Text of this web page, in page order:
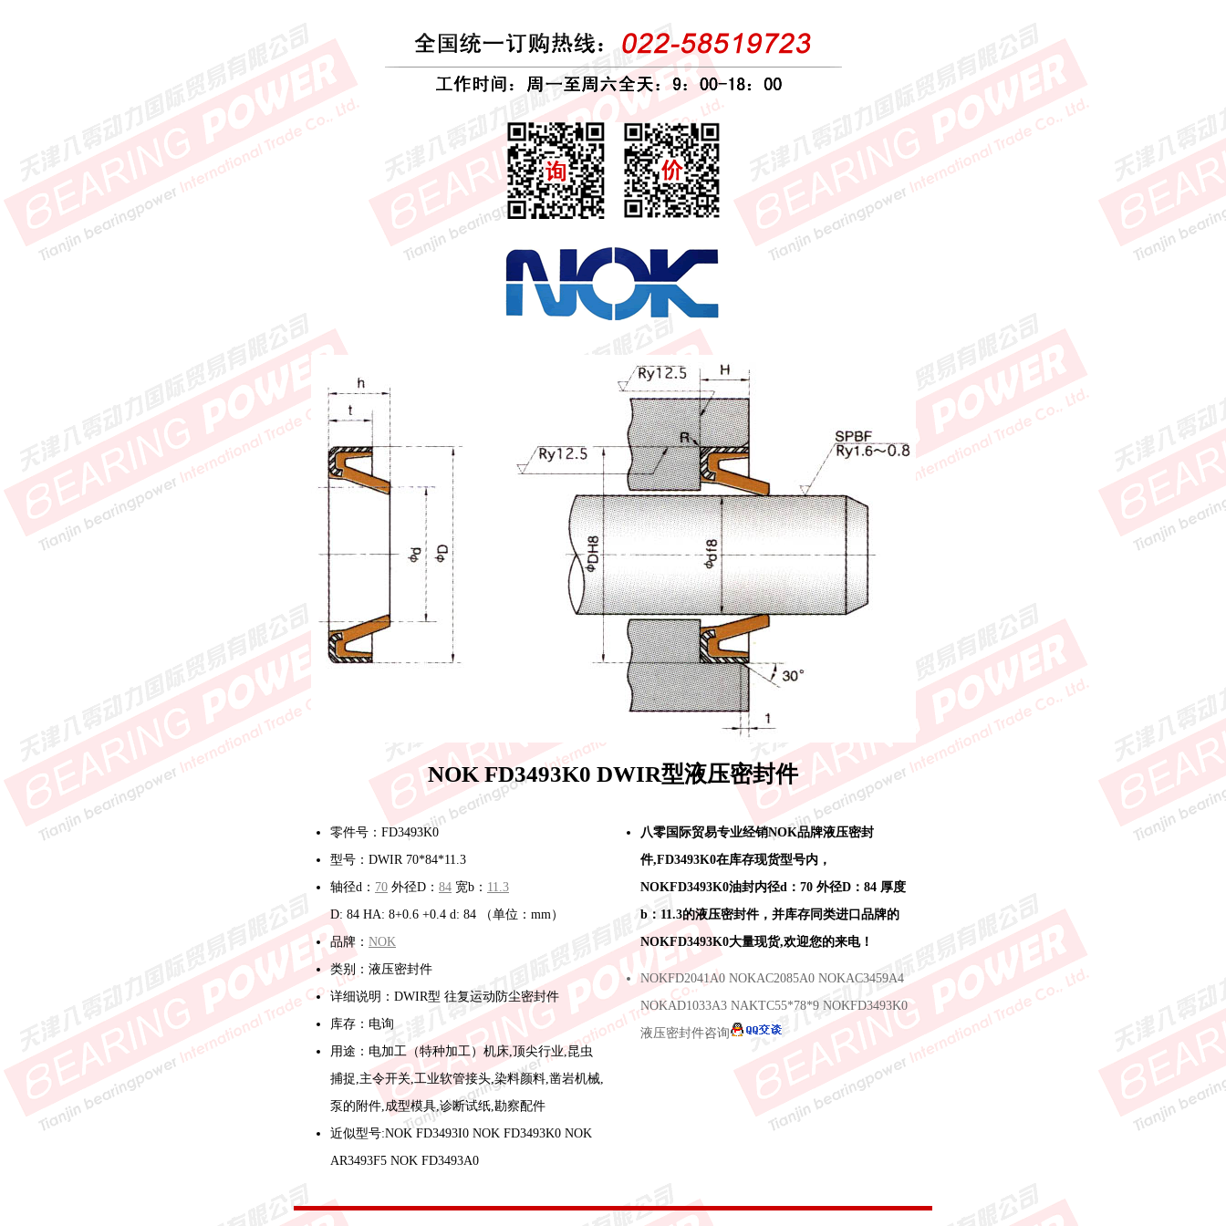
NOK FD3493K0 DWIR型液压密封件
零件号：FD3493K0
型号：DWIR 70*84*11.3
轴径d： 70 外径D： 84 宽b： 11.3
D: 84 HA: 8+0.6 +0.4 d: 84 （单位：mm）
品牌： NOK
类别：液压密封件
详细说明：DWIR型 往复运动防尘密封件
库存：电询
用途：电加工（特种加工）机床,顶尖行业,昆虫
捕捉,主令开关,工业软管接头,染料颜料,凿岩机械,
泵的附件,成型模具,诊断试纸,勘察配件
近似型号:NOK FD3493I0 NOK FD3493K0 NOK
AR3493F5 NOK FD3493A0
八零国际贸易专业经销NOK品牌液压密封
件,FD3493K0在库存现货型号内，
NOKFD3493K0油封内径d：70 外径D：84 厚度
b：11.3的液压密封件，并库存同类进口品牌的
NOKFD3493K0大量现货,欢迎您的来电！
NOKFD2041A0 NOKAC2085A0 NOKAC3459A4
NOKAD1033A3 NAKTC55*78*9 NOKFD3493K0
液压密封件咨询